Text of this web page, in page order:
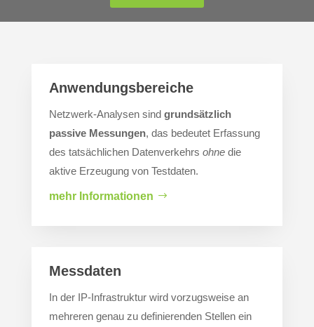
Anwendungsbereiche
Netzwerk-Analysen sind grundsätzlich
passive Messungen, das bedeutet Erfassung
des tatsächlichen Datenverkehrs ohnedie
aktive Erzeugung von Testdaten.
mehr Informationen
Messdaten
In der IP-Infrastruktur wird vorzugsweise an
mehreren genau zu definierenden Stellen ein